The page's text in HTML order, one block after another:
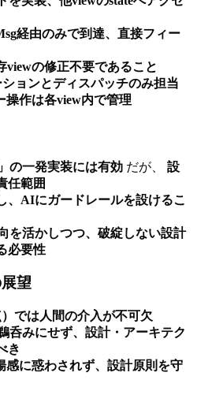
経由のみで到達、直接フィー
viewの修正不要であること
ョンとディスパッチのみ担当
操作は各view内で管理
の一発実装には有効 だが、 設
任範囲
、AIにガードレールを設けるこ
を活かしつつ、破綻しない設計
必要性
望
では人間の介入が不可欠
呑みにせず、設計・アーキテク
き
感に惑わされず、設計原則を守